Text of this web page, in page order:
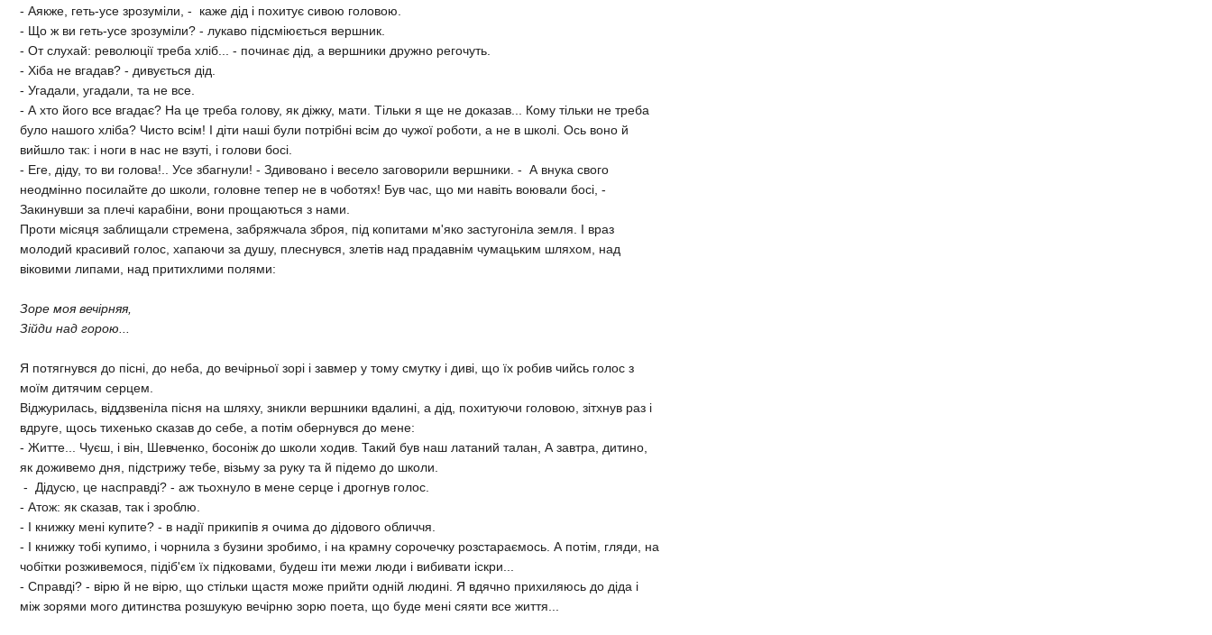
- Аякже, геть-усе зрозумiли, - каже дiд i похитує сивою головою.
- Що ж ви геть-усе зрозумiли? - лукаво пiдсмiюється вершник.
- От слухай: революцiї треба хлiб... - починає дiд, а вершники дружно регочуть.
- Хiба не вгадав? - дивується дiд.
- Угадали, угадали, та не все.
- А хто його все вгадає? На це треба голову, як дiжку, мати. Тiльки я ще не доказав... Кому тiльки не треба
було нашого хлiба? Чисто всiм! I дiти нашi були потрiбнi всiм до чужої роботи, а не в школi. Ось воно й
вийшло так: i ноги в нас не взутi, i голови босi.
- Еге, дiду, то ви голова!.. Усе збагнули! - Здивовано i весело заговорили вершники. - А внука свого
неодмiнно посилайте до школи, головне тепер не в чоботях! Був час, що ми навiть воювали босi, -
Закинувши за плечi карабiни, вони прощаються з нами.
Проти мiсяця заблищали стремена, забряжчала зброя, пiд копитами м'яко застугонiла земля. I враз
молодий красивий голос, хапаючи за душу, плеснувся, злетiв над прадавнiм чумацьким шляхом, над
вiковими липами, над притихлими полями:
Зоре моя вечiрняя,
Зiйди над горою...
Я потягнувся до пiснi, до неба, до вечiрньої зорi i завмер у тому смутку i дивi, що їх робив чийсь голос з
моїм дитячим серцем.
Вiджурилась, вiддзвенiла пiсня на шляху, зникли вершники вдалинi, а дiд, похитуючи головою, зiтхнув раз i
вдруге, щось тихенько сказав до себе, а потiм обернувся до мене:
- Житте... Чуєш, i вiн, Шевченко, босонiж до школи ходив. Такий був наш латаний талан, А завтра, дитино,
як доживемо дня, пiдстрижу тебе, вiзьму за руку та й пiдемо до школи.
- Дiдусю, це насправдi? - аж тьохнуло в мене серце i дрогнув голос.
- Атож: як сказав, так i зроблю.
- I книжку менi купите? - в надiї прикипiв я очима до дiдового обличчя.
- I книжку тобi купимо, i чорнила з бузини зробимо, i на крамну сорочечку розстараємось. А потiм, гляди, на
чобiтки розживемося, пiдiб'єм їх пiдковами, будеш iти межи люди i вибивати iскри...
- Справдi? - вiрю й не вiрю, що стiльки щастя може прийти однiй людинi. Я вдячно прихиляюсь до дiда i
мiж зорями мого дитинства розшукую вечiрню зорю поета, що буде менi сяяти все життя...